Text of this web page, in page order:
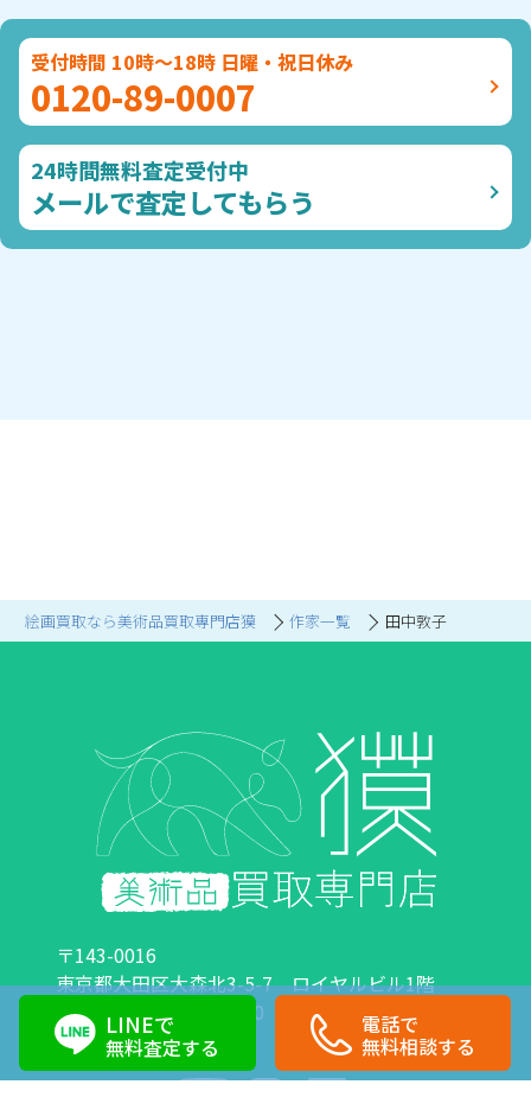
LINEで
無料査定する
電話で
無料相談する
絵画買取なら美術品買取専門店獏 作家一覧 田中敦子
受付時間 10時～18時 日曜・祝日休み
0120-89-0007
24時間無料査定受付中
メールで査定してもらう
〒143-0016
東京都大田区大森北3-5-7 ロイヤルビル1階
営業時間：10:00～18:00 定休日：日曜日・祝日
0120-89-0007 03-6423-1033